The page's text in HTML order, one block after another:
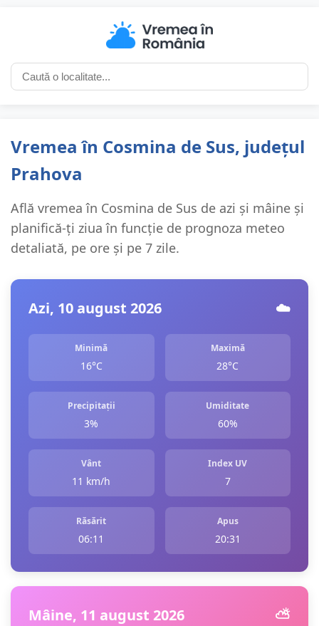
Vremea în Cosmina de Sus, județul
Prahova
Află vremea în Cosmina de Sus de azi și mâine și
planifică-ți ziua în funcție de prognoza meteo
detaliată, pe ore și pe 7 zile.
Azi, 10 august 2026 ☁️
Minimă
16°C
Maximă
28°C
Precipitații
3%
Umiditate
60%
Vânt
11 km/h
Index UV
7
Răsărit
06:11
Apus
20:31
Mâine, 11 august 2026 ⛅️